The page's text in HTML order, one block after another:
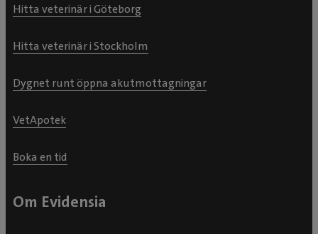
Hitta veterinär i Göteborg
Hitta veterinär i Stockholm
Dygnet runt öppna akutmottagningar
VetApotek
Boka en tid
Om Evidensia